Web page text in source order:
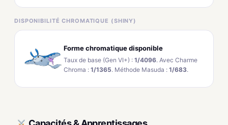
DISPONIBILITÉ CHROMATIQUE (SHINY)
Forme chromatique disponible
Taux de base (Gen VI+) : 1/4096. Avec Charme
Chroma : 1/1365. Méthode Masuda : 1/683.